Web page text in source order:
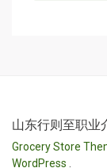
山东行则至职业
Grocery Store
WordPress